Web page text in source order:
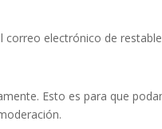
correo electrónico de
Esto es para que